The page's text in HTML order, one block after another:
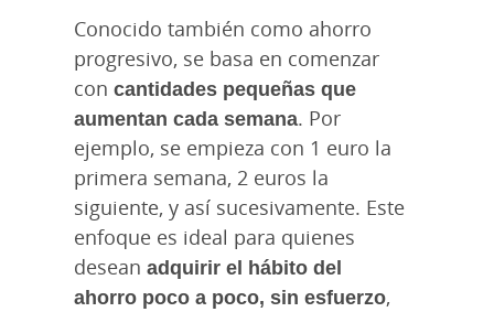
Conocido también como ahorro
progresivo, se basa en comenzar
con cantidades pequeñas que
aumentan cada semana. Por
ejemplo, se empieza con 1 euro la
primera semana, 2 euros la
siguiente, y así sucesivamente. Este
enfoque es ideal para quienes
desean adquirir el hábito del
ahorro poco a poco, sin esfuerzo,